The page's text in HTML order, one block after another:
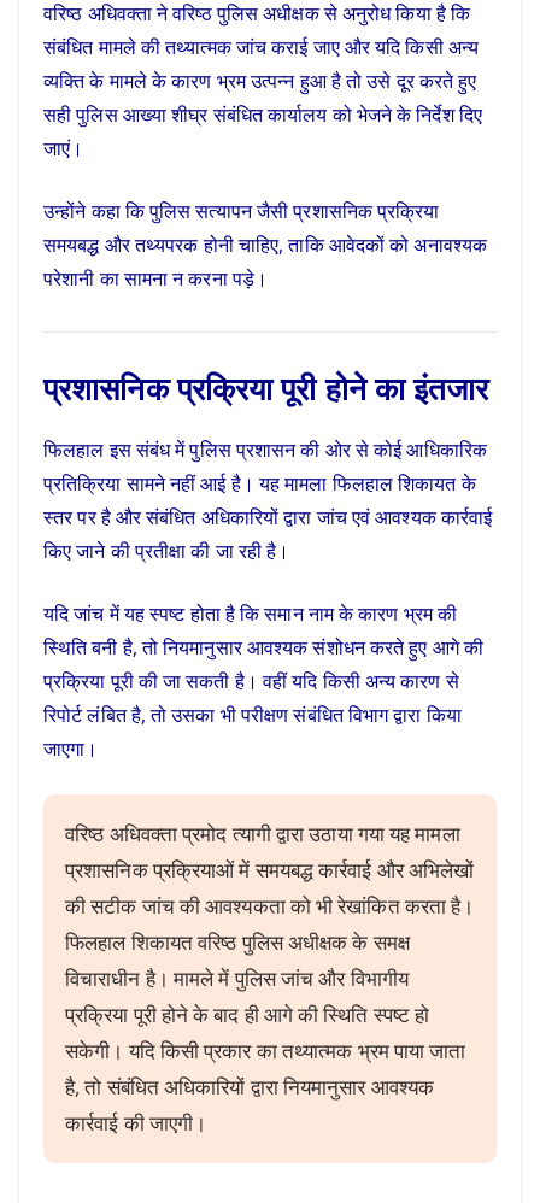
वरिष्ठ अधिवक्ता ने वरिष्ठ पुलिस अधीक्षक से अनुरोध किया है कि
संबंधित मामले की तथ्यात्मक जांच कराई जाए और यदि किसी अन्य
व्यक्ति के मामले के कारण भ्रम उत्पन्न हुआ है तो उसे दूर करते हुए
सही पुलिस आख्या शीघ्र संबंधित कार्यालय को भेजने के निर्देश दिए
जाएं।
उन्होंने कहा कि पुलिस सत्यापन जैसी प्रशासनिक प्रक्रिया
समयबद्ध और तथ्यपरक होनी चाहिए, ताकि आवेदकों को अनावश्यक
परेशानी का सामना न करना पड़े।
प्रशासनिक प्रक्रिया पूरी होने का इंतजार
फिलहाल इस संबंध में पुलिस प्रशासन की ओर से कोई आधिकारिक
प्रतिक्रिया सामने नहीं आई है। यह मामला फिलहाल शिकायत के
स्तर पर है और संबंधित अधिकारियों द्वारा जांच एवं आवश्यक कार्रवाई
किए जाने की प्रतीक्षा की जा रही है।
यदि जांच में यह स्पष्ट होता है कि समान नाम के कारण भ्रम की
स्थिति बनी है, तो नियमानुसार आवश्यक संशोधन करते हुए आगे की
प्रक्रिया पूरी की जा सकती है। वहीं यदि किसी अन्य कारण से
रिपोर्ट लंबित है, तो उसका भी परीक्षण संबंधित विभाग द्वारा किया
जाएगा।
वरिष्ठ अधिवक्ता प्रमोद त्यागी द्वारा उठाया गया यह मामला
प्रशासनिक प्रक्रियाओं में समयबद्ध कार्रवाई और अभिलेखों
की सटीक जांच की आवश्यकता को भी रेखांकित करता है।
फिलहाल शिकायत वरिष्ठ पुलिस अधीक्षक के समक्ष
विचाराधीन है। मामले में पुलिस जांच और विभागीय
प्रक्रिया पूरी होने के बाद ही आगे की स्थिति स्पष्ट हो
सकेगी। यदि किसी प्रकार का तथ्यात्मक भ्रम पाया जाता
है, तो संबंधित अधिकारियों द्वारा नियमानुसार आवश्यक
कार्रवाई की जाएगी।